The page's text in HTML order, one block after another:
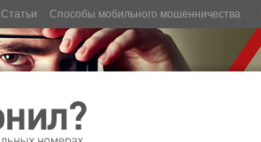
Статьи Способы мобильного мошенничества